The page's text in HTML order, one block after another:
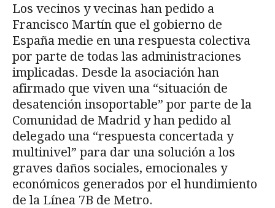
Los vecinos y vecinas han pedido a
Francisco Martín que el gobierno de
España medie en una respuesta colectiva
por parte de todas las administraciones
implicadas. Desde la asociación han
afirmado que viven una “situación de
desatención insoportable” por parte de la
Comunidad de Madrid y han pedido al
delegado una “respuesta concertada y
multinivel” para dar una solución a los
graves daños sociales, emocionales y
económicos generados por el hundimiento
de la Línea 7B de Metro.